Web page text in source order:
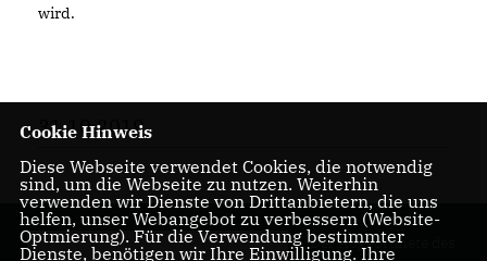
wird.
31.10.2019
Der Abgeordnete des
Cookie Hinweis
Diese Webseite verwendet Cookies, die notwendig
sind, um die Webseite zu nutzen. Weiterhin
verwenden wir Dienste von Drittanbietern, die uns
helfen, unser Webangebot zu verbessern (Website-
Optmierung). Für die Verwendung bestimmter
Dienste, benötigen wir Ihre Einwilligung. Ihre